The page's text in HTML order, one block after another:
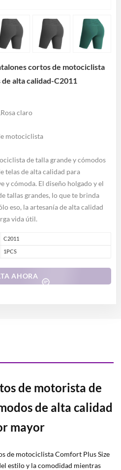
alta calidad-C2011
claro
motociclista
de talla grande y cómodos
telas de alta calidad para
y cómoda. El diseño holgado y el
tallas grandes, lo que te brinda
eso, la artesanía de alta calidad
vida útil.
C2011
1PCS
AHORA
de motorista de
de alta calidad
mayor
de motociclista Comfort Plus Size
estilo y la comodidad mientras